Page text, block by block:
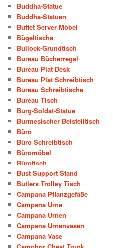
Buddha-Statue
Buddha-Statuen
Buffet Server Möbel
Bügeltische
Bullock-Grundtisch
Bureau Bücherregal
Bureau Plat Desk
Bureau Plat Schreibtisch
Bureau Schreibtische
Bureau Tisch
Burg-Soldat-Statue
Burmesischer Beistelltisch
Büro
Büro Schreibtisch
Büromöbel
Bürotisch
Bust Support Stand
Butlers Trolley Tisch
Campana Pflanzgefäße
Campana Urne
Campana Urnen
Campana Urnenvasen
Campana Vase